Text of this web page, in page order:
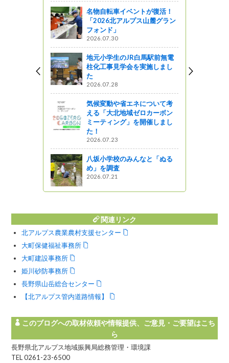
名物自転車イベントが復活！
「2026北アルプス山麓グラン
フォンド」
2026.07.30
地元小学生のJR白馬駅前無電
柱化工事見学会を実施しまし
た
2026.07.28
気候変動や省エネについて考
える「大北地域ゼロカーボン
ミーティング」を開催しまし
た！
2026.07.23
八坂小学校のみんなと「ぬる
め」を調査
2026.07.21
関連リンク
北アルプス農業農村支援センター
大町保健福祉事務所
大町建設事務所
姫川砂防事務所
長野県山岳総合センター
【北アルプス管内道路情報】
このブログへの取材依頼や情報提供、ご意見・ご要望はこち
ら
長野県北アルプス地域振興局総務管理・環境課
TEL 0261-23-6500